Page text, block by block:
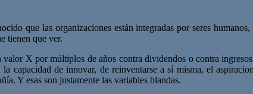
que las organizaciones están integradas por seres
tienen que ver.
X por múltiplos de años contra dividendos o contra
capacidad de innovar, de reinventarse a sí misma, el
Y esas son justamente las variables blandas.